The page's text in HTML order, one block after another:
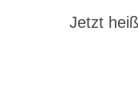
Jetzt